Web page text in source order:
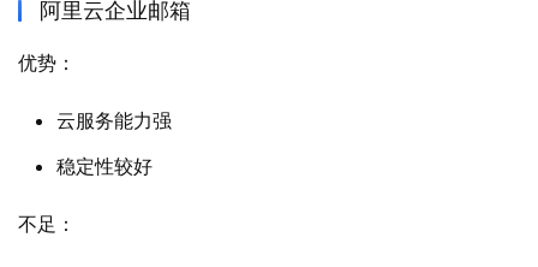
阿里云企业邮箱
优势：
云服务能力强
稳定性较好
不足：